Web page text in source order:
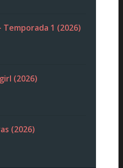
Temporada 1 (2026)
(2026)
(2026)